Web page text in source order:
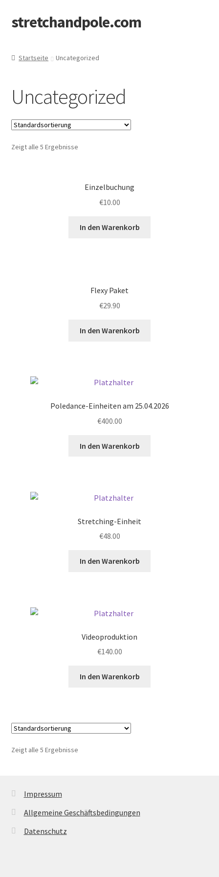
Zur
Navigation
Zum
Inhalt
stretchandpole.com
Startseite Uncategorized
Uncategorized
Zeigt alle 5 Ergebnisse
Einzelbuchung
€10.00
In den Warenkorb
Flexy Paket
€29.90
In den Warenkorb
Poledance-Einheiten am 25.04.2026
€400.00
In den Warenkorb
Stretching-Einheit
€48.00
In den Warenkorb
Videoproduktion
€140.00
In den Warenkorb
Zeigt alle 5 Ergebnisse
Impressum
Allgemeine Geschäftsbedingungen
Datenschutz